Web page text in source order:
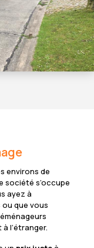
environs de
société s’occupe
ayez à
ou que vous
l’étranger.